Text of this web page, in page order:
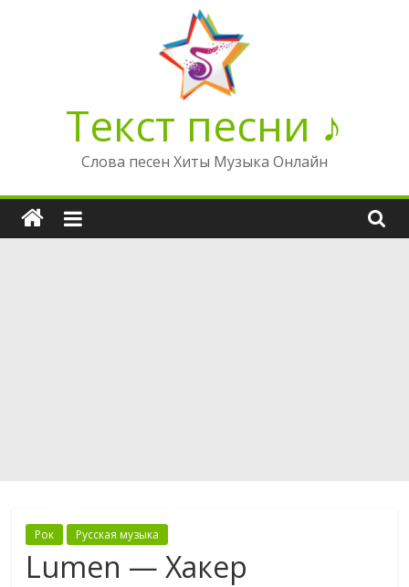
Текст песни ♪
Слова песен Хиты Музыка Онлайн
Рок Русская музыка
Lumen — Хакер